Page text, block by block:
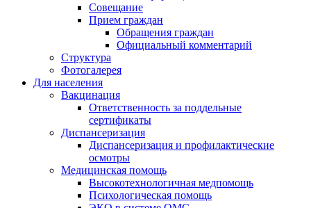
Совещание
Прием граждан
Обращения граждан
Официальный комментарий
Структура
Фотогалерея
Для населения
Вакцинация
Ответственность за поддельные
сертификаты
Диспансеризация
Диспансеризация и профилактические
осмотры
Медицинская помощь
Высокотехнологичная медпомощь
Психологическая помощь